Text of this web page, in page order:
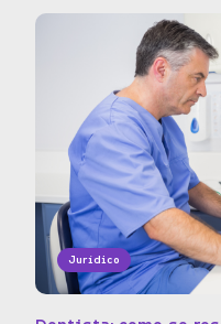
Jurídico